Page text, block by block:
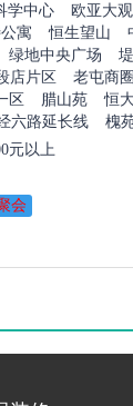
学中心
欧亚大
寓 恒生望山
绿地中央广场
店片区 老屯商圈
区 腊山苑 恒
六路延长线 槐
元以上
会